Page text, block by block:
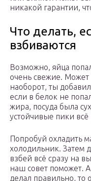
никакой гарантии,
Что делать,
взбиваются
Возможно, яйца
очень свежие. Может
наоборот, ты
если в белок не
жира, посуда была
устойчивые пики всё
Попробуй охладить
холодильник. Затем
взбей всё сразу на
наш совет поможет. А
делал правильно, то